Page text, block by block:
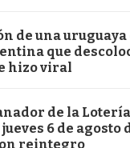
de una
que
hizo viral
de la
6 de agosto
reintegro